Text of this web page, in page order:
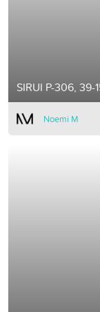
SIRUI P-306, 39-
Noemi M